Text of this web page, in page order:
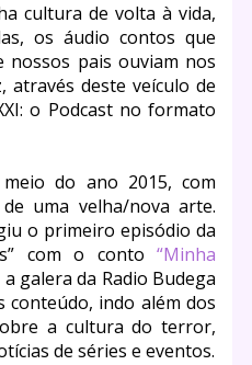
cultura de volta à vida,
os áudio contos que
nossos pais ouviam nos
através deste veículo de
o Podcast no formato
do ano 2015, com
uma velha/nova arte.
o primeiro episódio da
com o conto “Minha
galera da Radio Budega
conteúdo, indo além dos
a cultura do terror,
de séries e eventos.